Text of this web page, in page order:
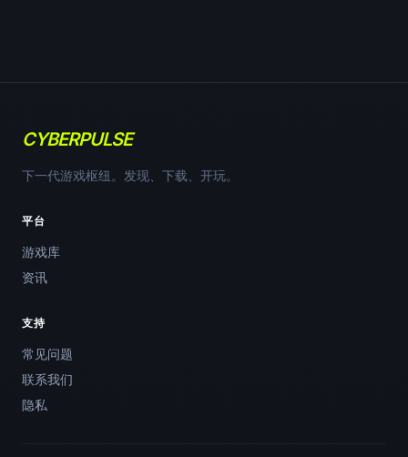
CYBERPULSE
下一代游戏枢纽。发现、下载、开玩。
平台
游戏库
资讯
支持
常见问题
联系我们
隐私